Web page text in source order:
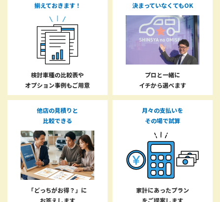
揃えておきます！
検討車種の比較表や
オプション事例もご用意
決まっていなくてもOK
プロと一緒に
イチから選べます
他店の見積りと
比較できる
「どっちがお得？」に
お答えします
月々の支払いを
その場で試算
家計にあったプラン
をご提案します